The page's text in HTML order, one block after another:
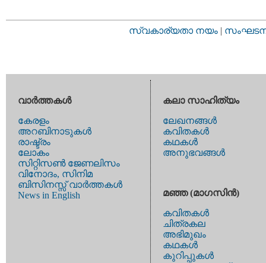
സ്വകാര്യതാ നയം |
വാര്‍ത്തകള്‍
കേരളം
അറബിനാടുകള്‍
രാഷ്ട്രം
ലോകം
സിറ്റിസണ്‍ ജേണലിസം
വിനോദം, സിനിമ
ബിസിനസ്സ് വാര്‍ത്തകള്‍
News in English
കലാ സാഹിത്യം
ലേഖനങ്ങള്‍
കവിതകള്‍
കഥകള്‍
അനുഭവങ്ങള്‍
മഞ്ഞ (മാഗസിന്‍)
കവിതകള്‍
ചിത്രകല
അഭിമുഖം
കഥകള്‍
കുറിപ്പുകള്‍